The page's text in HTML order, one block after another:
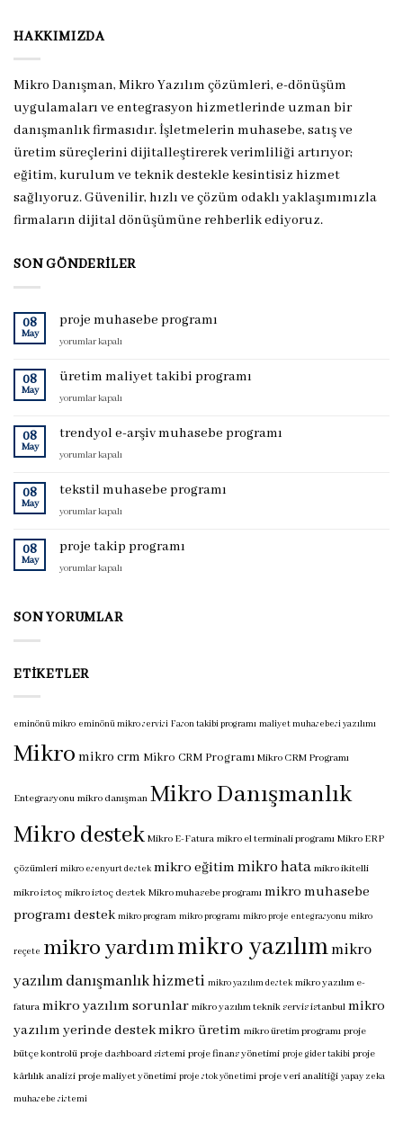
HAKKIMIZDA
Mikro Danışman, Mikro Yazılım çözümleri, e-dönüşüm
uygulamaları ve entegrasyon hizmetlerinde uzman bir
danışmanlık firmasıdır. İşletmelerin muhasebe, satış ve
üretim süreçlerini dijitalleştirerek verimliliği artırıyor;
eğitim, kurulum ve teknik destekle kesintisiz hizmet
sağlıyoruz. Güvenilir, hızlı ve çözüm odaklı yaklaşımımızla
firmaların dijital dönüşümüne rehberlik ediyoruz.
SON GÖNDERILER
08
May
proje muhasebe programı
proje
programı
yorumlar kapalı
08
May
üretim maliyet takibi programı
üretim
takibi
programı
için
yorumlar kapalı
08
May
trendyol e-arşiv muhasebe programı
trendyol
arşiv
programı
yorumlar kapalı
08
May
tekstil muhasebe programı
tekstil
programı
için
yorumlar kapalı
08
May
proje takip programı
proje
için
yorumlar kapalı
SON YORUMLAR
ETIKETLER
eminönü mikro eminönü mikro servisi Fason takibi programı maliyet muhasebesi yazılımı
Mikro mikro crm Mikro CRM Programı Mikro CRM Programı
Entegrasyonu mikro danışman Mikro Danışmanlık
Mikro destek Mikro E-Fatura mikro el terminali programı Mikro ERP
çözümleri mikro esenyurt destek mikro eğitimmikro hata mikro ikitelli
mikro istoç mikro istoç destek Mikro muhasebe programı mikro muhasebe
programı destek mikro program mikro programı mikro proje entegrasyonu mikro
reçete mikro yardımmikro yazılımmikro
yazılım danışmanlık hizmeti mikro yazılım destek mikro yazılım e-
fatura mikro yazılım sorunlar mikro yazılım teknik servis istanbul mikro
yazılım yerinde destekmikro üretim mikro üretim programı proje
bütçe kontrolü proje dashboard sistemi proje finans yönetimi proje gider takibi proje
kârlılık analizi proje maliyet yönetimi proje stok yönetimi proje veri analitiği yapay zeka
muhasebe sistemi